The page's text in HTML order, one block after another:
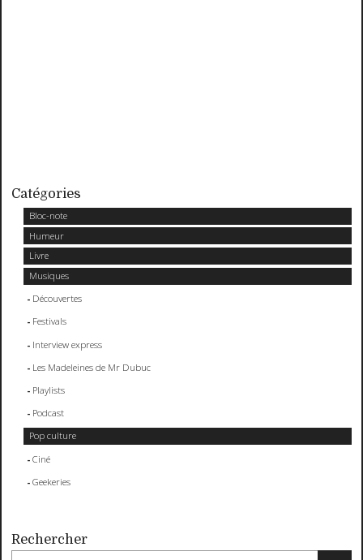
Catégories
Bloc-note
Humeur
Livre
Musiques
Découvertes
Festivals
Interview express
Les Madeleines de Mr Dubuc
Playlists
Podcast
Pop culture
Ciné
Geekeries
Rechercher